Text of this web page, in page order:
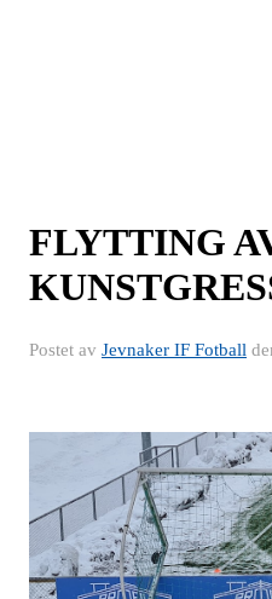
FLYTTING
Postet av Jevnaker IF Fotball